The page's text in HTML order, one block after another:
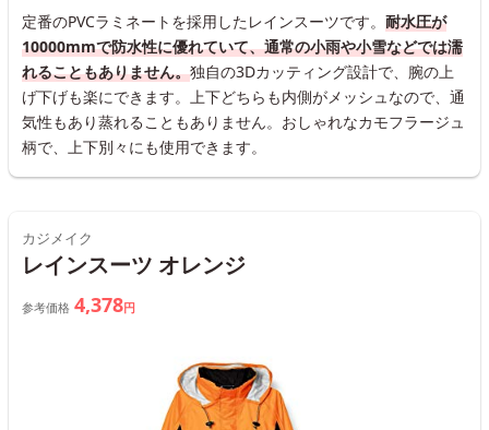
定番のPVCラミネートを採用したレインスーツです。 耐水圧が
10000mmで防水性に優れていて、通常の小雨や小雪などでは濡
れることもありません。独自の3Dカッティング設計で、腕の上
げ下げも楽にできます。上下どちらも内側がメッシュなので、通
気性もあり蒸れることもありません。おしゃれなカモフラージュ
柄で、上下別々にも使用できます。
カジメイク
レインスーツ オレンジ
参考価格 4,378円